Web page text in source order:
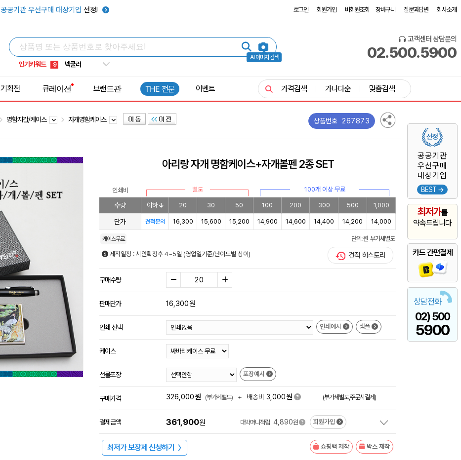
공공기관 우선구매 대상기업 선정! 로그인 회원가입 비회원조회 장바구니 질문과답변 회사소개
AI 이미지 검색
인기키워드
5 키캡
8 쿨토시
9 넥쿨러
1 선풍기
고객센터 상담문의
02.500.5900
공공기관
우선구매
대상기업
BEST →
최저가를
약속드립니다
카드 간편결제
상담전화
02) 500
5900
기획전 큐레이션 브랜드관 THE 전문 이벤트 가격검색 가나다순 맞춤검색
명함지갑/케이스 자개명함케이스 상품번호 267873
아리랑 자개 명함케이스+자개볼펜 2종 SET
인쇄비 별도 100개 이상 무료
수량 이하 20 30 50 100 200 300 500 1,000
단가 견적문의 16,300 15,600 15,200 14,900 14,600 14,400 14,200 14,000
케이스무료 단위: 원 부가세별도
제작일정 : 시안확정후 4~5일 (영업일기준/난이도별 상이) 견적 히스토리
구매수량
판매단가 16,300원
인쇄 선택 인쇄예시 샘플
케이스
선물포장 포장예시
구매가격 326,000원 (부가세별도) + 배송비 3,000원 (부가세별도,주문시결제)
결제금액 361,900원 대박머니적립 4,890원 회원가입
최저가 보장제 신청하기 〉 쇼핑백 제작 박스 제작